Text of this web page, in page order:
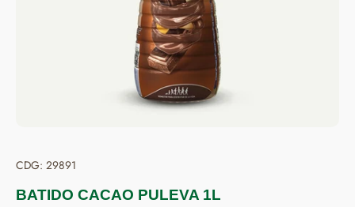
CDG: 29891
BATIDO CACAO PULEVA 1L